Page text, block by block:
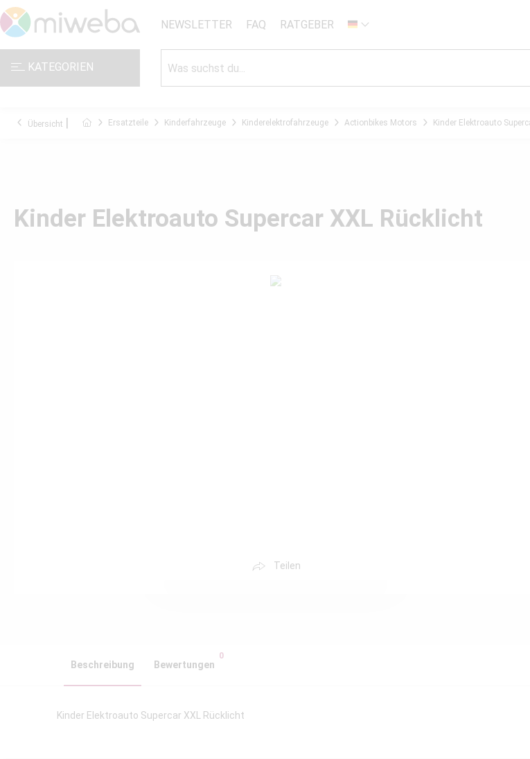
NEWSLETTER FAQ RATGEBER DE
KATEGORIEN
Übersicht Ersatzteile Kinderfahrzeuge Kinderelektrofahrzeuge Actionbikes Motors Kinder Elektroauto
Kinder Elektroauto Supercar XXL Rücklicht
Teilen
Beschreibung Bewertungen
0
Kinder Elektroauto Supercar XXL Rücklicht